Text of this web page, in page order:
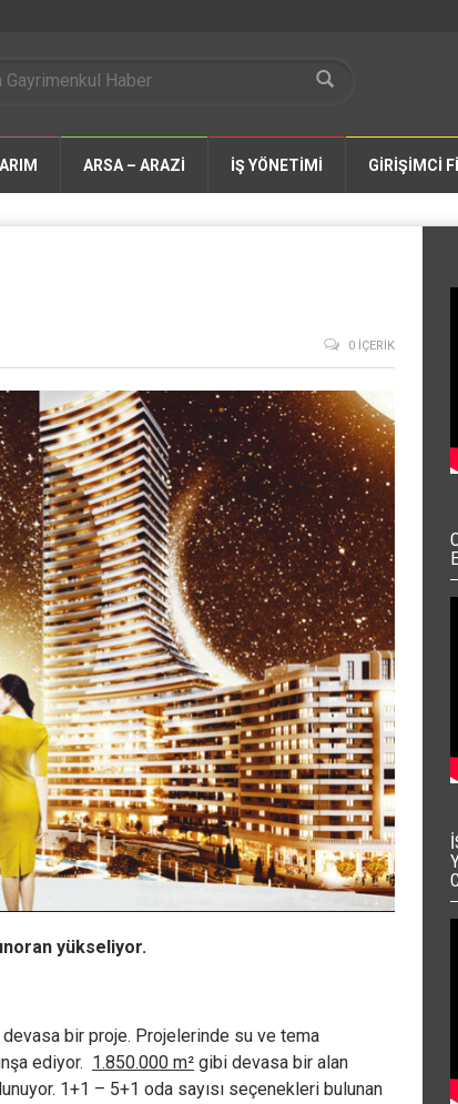
ARSA – ARAZİ İŞ YÖNETİMİ GİRİŞİMCİ
0 İÇERIK
yükseliyor.
devasa bir proje. Projelerinde su ve tema
ediyor. 1.850.000 m² gibi devasa bir alan
1+1 – 5+1 oda sayısı seçenekleri bulunan